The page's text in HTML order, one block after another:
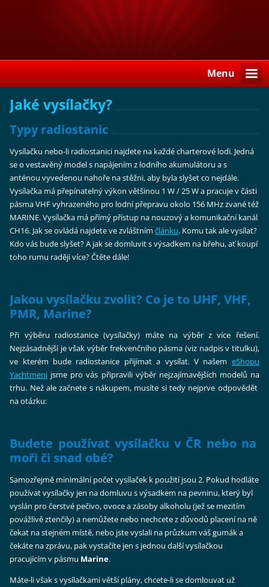
Menu
Jaké vysílačky?
Typy radiostanic
Vysílačku nebo-li radiostanici najdete na každé charterové lodi. Jedná
se o vestavěný model s napájením z lodního akumulátoru a s
anténou vyvedenou nahoře na stěžni, aby byla slyšet co nejdále.
Vysílačka má přepínatelný výkon většinou 1 W / 25 W a pracuje v části
pásma VHF vyhrazeného pro lodní přepravu okolo 156 MHz zvané též
MARINE. Vysílačka má přímý přístup na nouzový a komunikační kanál
CH16. Jak se ovládá najdete ve zvláštnímčlánku. Komu tak ale vysílat?
Kdo vás bude slyšet? A jak se domluvit s výsadkem na břehu, ať koupí
toho rumu raději více? Čtěte dále!
Jakou vysílačku zvolit? Co je to UHF, VHF,
PMR, Marine?
Při výběru radiostanice (vysílačky) máte na výběr z více řešení.
Nejzásadnější je však výběr frekvenčního pásma (viz nadpis v titulku),
ve kterém bude radiostanice přijímat a vysílat. V našem eShopu
Yachtmeni jsme pro vás připravili výběr nejzajímavějších modelů na
trhu. Než ale začnete s nákupem, musíte si tedy nejprve odpovědět
na otázku:
Budete používat vysílačku v ČR nebo na
moři či snad obé?
Samozřejmě minimální počet vysílaček k použití jsou 2. Pokud hodláte
používat vysílačky jen na domluvu s výsadkem na pevninu, který byl
vyslán pro čerstvé pečivo, ovoce a zásoby alkoholu (jež se mezitím
povážlivě ztenčily) a nemůžete nebo nechcete z důvodů placení na ně
čekat na stejném místě, nebo jste vyslali na průzkum váš gumák a
čekáte na zprávu, pak vystačíte jen s jednou další vysílačkou
pracujícím v pásmu Marine.
Máte-li však s vysílačkami větší plány, chcete-li se domlouvat už